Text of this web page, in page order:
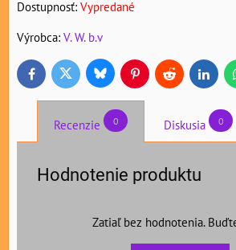
Dostupnosť: Vypredané
Výrobca: V. W. b.v
FacebookTwitter BlueskyPinterestReddit
Recenzie 0 Diskusia 0
Hodnotenie produktu
Zatiaľ bez hodnotenia.